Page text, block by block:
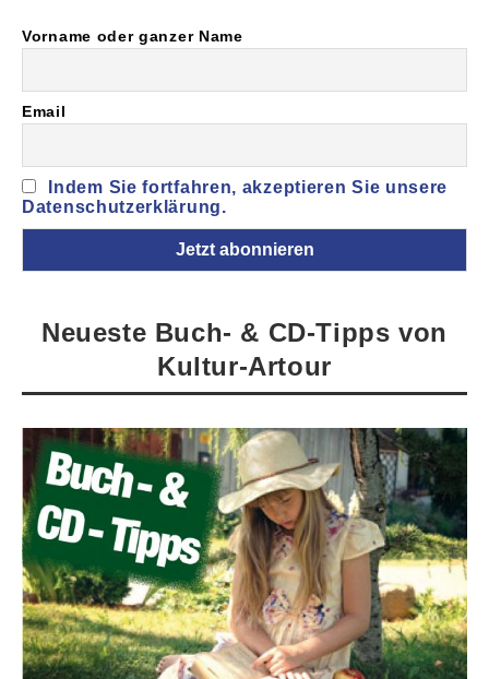
Vorname oder ganzer Name
Email
Indem Sie fortfahren, akzeptieren Sie unsere
Datenschutzerklärung.
Neueste Buch- & CD-Tipps von
Kultur-Artour